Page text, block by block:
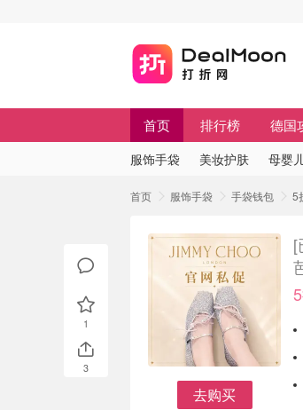
首页 排行榜 德国
服饰手袋 美妆护肤 母婴
首页 服饰手袋 手袋钱包 5
去购买
[
1
3